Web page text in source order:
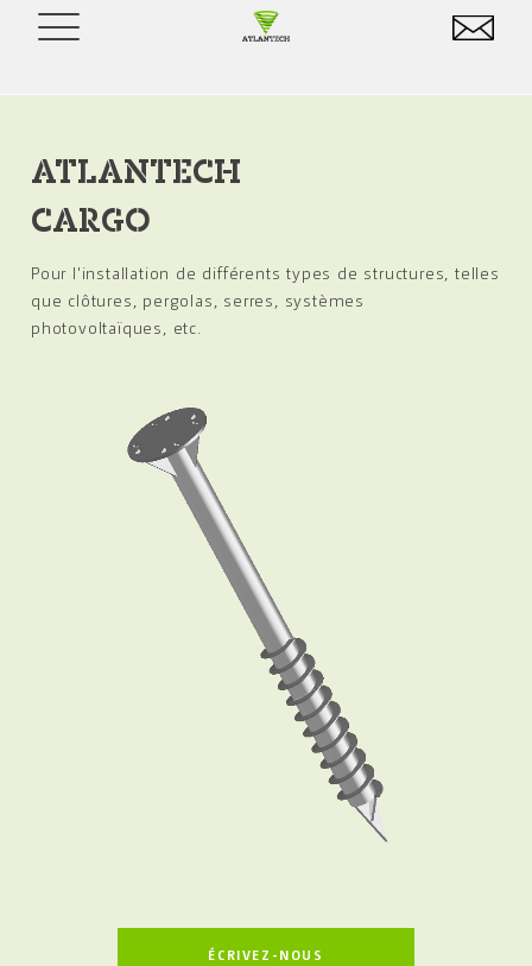
ATLANTECH
CARGO
Pour l'installation de différents types de structures, telles
que clôtures, pergolas, serres, systèmes
photovoltaïques, etc.
ÉCRIVEZ-NOUS